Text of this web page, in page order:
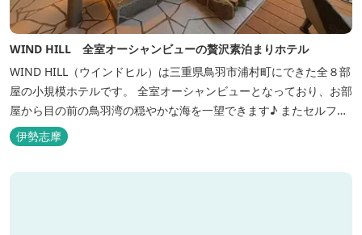
WIND HILL 全室オーシャンビューの贅沢素泊まりホテル
WIND HILL（ウインドヒル）は三重県鳥羽市浦村町にできた全８部
屋の小規模ホテルです。 全室オーシャンビューとなっており、お部
屋から目の前の鳥羽湾の穏やかな海を一望できます♪ またセルフチ
ェックイン方式を採用しているため、好きな時間に非対面でチェッ
クインが可能です。 食事提供や接客サービスがない分、リーズナブ
ルな料金で宿泊が可能なため、観光目的の拠点としてぜひご利用く
伊勢志摩